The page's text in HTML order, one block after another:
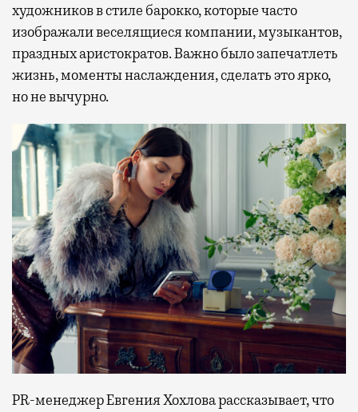
художников в стиле барокко, которые часто
изображали веселящиеся компании, музыкантов,
праздных аристократов. Важно было запечатлеть
жизнь, моменты наслаждения, сделать это ярко,
но не вычурно.
PR-менеджер Евгения Хохлова рассказывает, что